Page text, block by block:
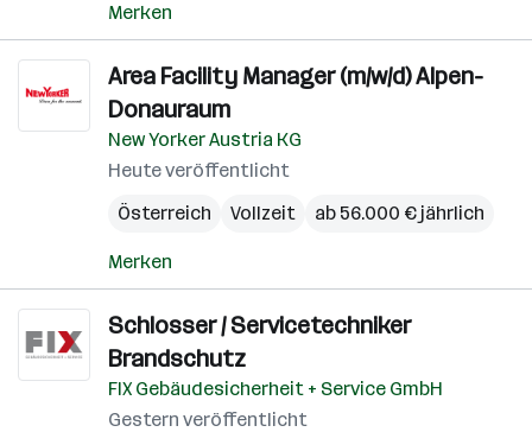
Merken
Area Facility Manager (m/w/d) Alpen-
Donauraum
New Yorker Austria KG
Heute veröffentlicht
Österreich
Vollzeit ab 56.000 € jährlich
Merken
Schlosser / Servicetechniker
Brandschutz
FIX Gebäudesicherheit + Service GmbH
Gestern veröffentlicht